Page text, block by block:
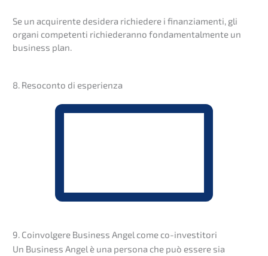
Se un acqui­ren­te deside­ra richie­de­re i finan­zia­men­ti, gli
organi compe­ten­ti richie­der­an­no fonda­men­tal­men­te un
business plan.
8. Resocon­to di esperienza
9. Coinvol­ge­re Business Angel come co-investitori
Un Business Angel è una perso­na che può essere sia